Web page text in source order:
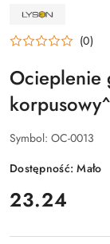
NAZWA
PRODUCENTA:
ŁYSOŃ
(0)
Ocieplenie
korpusowy^
Symbol: OC-0013
Dostępność:Mało
cena:
23.24